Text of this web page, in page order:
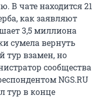
В чате находится 21
как заявляют
3,5 миллиона
сумела вернуть
тур взамен, но
сообщества
NGS.RU
тур в конце